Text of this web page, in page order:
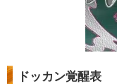
ドッカン覚醒表